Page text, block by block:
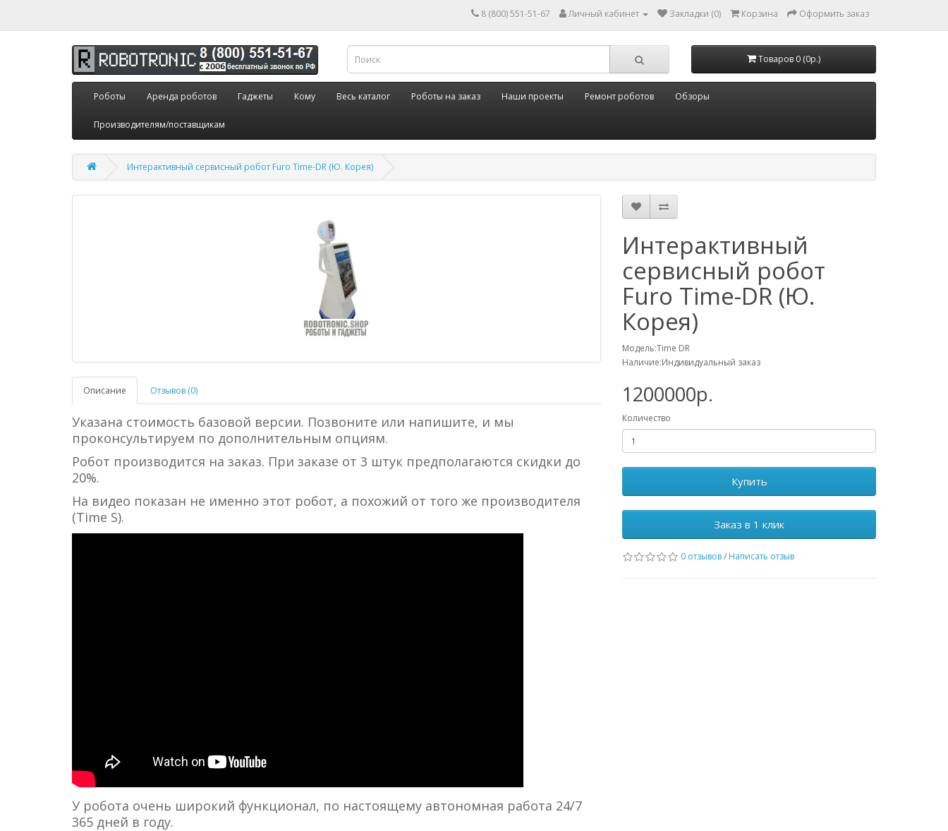
8 (800) 551-51-67 Личный кабинет Закладки (0) Корзина Оформить заказ
Товаров 0 (0р.)
Роботы Аренда роботов Гаджеты Кому Весь каталог Роботы на заказ Наши проекты Ремонт роботов Обзоры
Производителям/поставщикам
Интерактивный сервисный робот Furo Time-DR (Ю. Корея)
Описание Отзывов (0)
Указана стоимость базовой версии. Позвоните или напишите, и мы
проконсультируем по дополнительным опциям.
Робот производится на заказ. При заказе от 3 штук предполагаются скидки до
20%.
На видео показан не именно этот робот, а похожий от того же производителя
(Time S).
У робота очень широкий функционал, по настоящему автономная работа 24/7
365 дней в году.
Интерактивный
сервисный робот
Furo Time-DR (Ю.
Корея)
Модель:Time DR
Наличие:Индивидуальный заказ
1200000р.
Количество
Купить
Заказ в 1 клик
0 отзывов/ Написать отзыв